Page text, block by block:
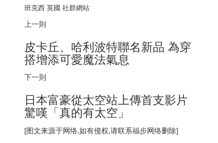
班克西 英國 社群網站
上一則
皮卡丘、哈利波特聯名新品 為穿
搭增添可愛魔法氣息
下一則
日本富豪從太空站上傳首支影片
驚嘆「真的有太空」
[图文来源于网络,如有侵权,请联系福步网络删除]